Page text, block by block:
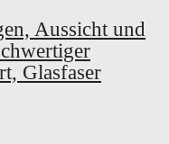
Aussicht und
Glasfaser